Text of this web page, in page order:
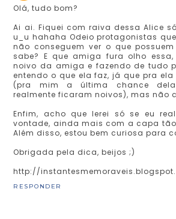
Olá, tudo bom?
Ai ai. Fiquei com raiva dessa Alice
u_u hahaha Odeio protagonistas
não conseguem ver o que
sabe? E que amiga fura olho essa,
noivo da amiga e fazendo de tudo
entendo o que ela faz, já que pra
(pra mim a última chance
realmente ficaram noivos), mas não
Enfim, acho que lerei só se eu
vontade, ainda mais com a capa
Além disso, estou bem curiosa para
Obrigada pela dica, beijos ;)
http://
RESPONDER